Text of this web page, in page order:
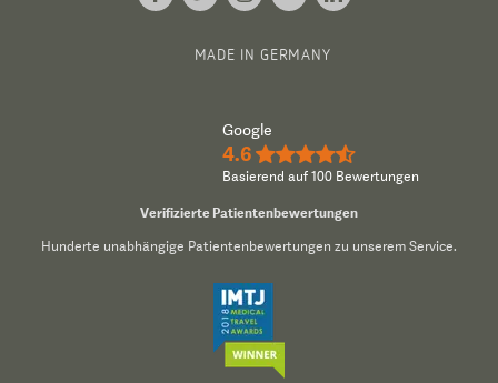
MADE IN GERMANY
Google
4.6 ★★★★½
Basierend auf 100 Bewertungen
Verifizierte Patientenbewertungen
Hunderte unabhängige Patientenbewertungen zu unserem Service.